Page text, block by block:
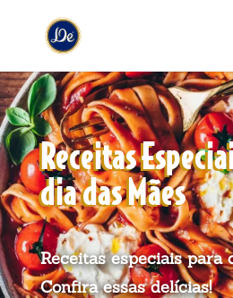
Receitas
dia das Mães
Receitas especiais para
Confira essas delícias!